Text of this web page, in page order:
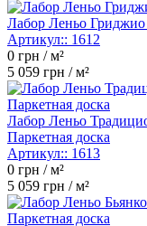
Лабор Леньо Гриджио
Артикул:: 1612
0 грн / м²
5 059 грн / м²
Лабор Леньо
Паркетная доска
Артикул:: 1613
0 грн / м²
5 059 грн / м²